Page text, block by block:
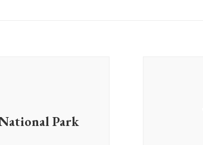
Park